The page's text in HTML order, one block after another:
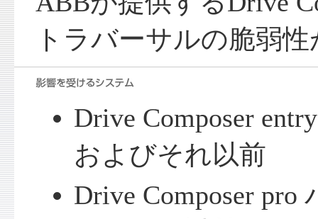
トラバーサルの脆弱
Drive Composer
およびそれ以前
Drive Composer pro